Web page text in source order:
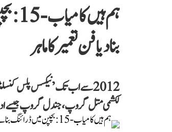
ہم
بنا دیا فن تعمیر کا ماہر
2012 سے اب تک ’نیکسس پلس
لکشمی متل گروپ، جندل گروپ جیسے